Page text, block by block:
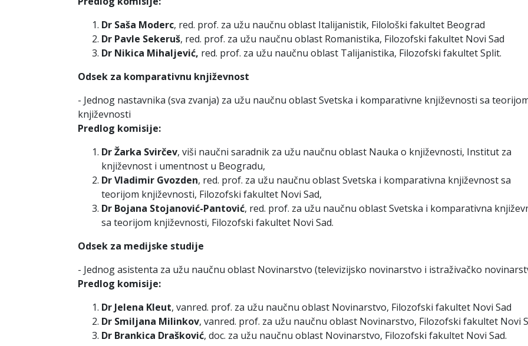
Dr Saša Moderc, red. prof. za užu naučnu oblast Italijanistik, Filološki fakultet Beograd
Dr Pavle Sekeruš, red. prof. za užu naučnu oblast Romanistika, Filozofski fakultet Novi Sad
Dr Nikica Mihaljević, red. prof. za užu naučnu oblast Talijanistika, Filozofski fakultet Split.
Odsek za komparativnu književnost
- Jednog nastavnika (sva zvanja) za užu naučnu oblast Svetska i komparativne književnosti sa
književnosti
Predlog komisije:
Dr Žarka Svirčev, viši naučni saradnik za užu naučnu oblast Nauka o književnosti, Institut za
književnost i umentnost u Beogradu,
Dr Vladimir Gvozden, red. prof. za užu naučnu oblast Svetska i komparativna književnost sa
teorijom književnosti, Filozofski fakultet Novi Sad,
Dr Bojana Stojanović-Pantović, red. prof. za užu naučnu oblast Svetska i komparativna
sa teorijom književnosti, Filozofski fakultet Novi Sad.
Odsek za medijske studije
- Jednog asistenta za užu naučnu oblast Novinarstvo (televizijsko novinarstvo i istraživačko
Predlog komisije:
Dr Jelena Kleut, vanred. prof. za užu naučnu oblast Novinarstvo, Filozofski fakultet Novi Sad
Dr Smiljana Milinkov, vanred. prof. za užu naučnu oblast Novinarstvo, Filozofski fakultet Novi
Dr Brankica Drašković, doc. za užu naučnu oblast Novinarstvo, Filozofski fakultet Novi Sad.